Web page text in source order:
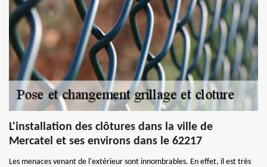
L'installation des clôtures dans la ville de
Mercatel et ses environs dans le 62217
Les menaces venant de l'extérieur sont innombrables. En effet, il est très